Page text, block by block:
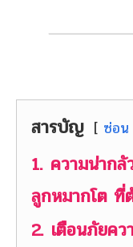
สารบัญ ซ่อน
1. ความน่าก
ลูกหมากโต ที่
2. เตือนภัยค